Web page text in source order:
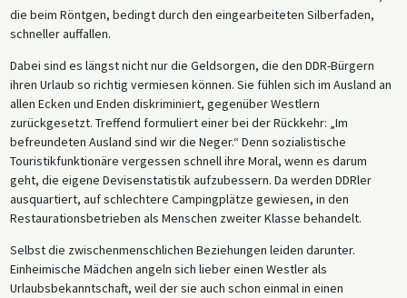
die beim Röntgen, bedingt durch den eingearbeiteten Silberfaden,
schneller auffallen.
Dabei sind es längst nicht nur die Geldsorgen, die den DDR-Bürgern
ihren Urlaub so richtig vermiesen können. Sie fühlen sich im Ausland an
allen Ecken und Enden diskriminiert, gegenüber Westlern
zurückgesetzt. Treffend formuliert einer bei der Rückkehr: „Im
befreundeten Ausland sind wir die Neger.“ Denn sozialistische
Touristikfunktionäre vergessen schnell ihre Moral, wenn es darum
geht, die eigene Devisenstatistik aufzubessern. Da werden DDRler
ausquartiert, auf schlechtere Campingplätze gewiesen, in den
Restaurationsbetrieben als Menschen zweiter Klasse behandelt.
Selbst die zwischenmenschlichen Beziehungen leiden darunter.
Einheimische Mädchen angeln sich lieber einen Westler als
Urlaubsbekanntschaft, weil der sie auch schon einmal in einen